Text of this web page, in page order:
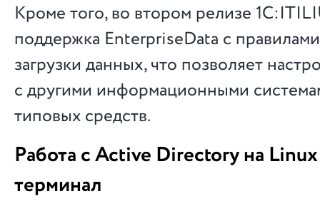
Кроме того, во втором релизе
поддержка EnterpriseData с
загрузки данных, что позволяет
с другими информационными
типовых средств.
Работа с Active Directory на
терминал